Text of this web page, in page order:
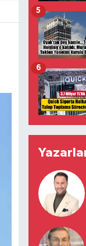
5
6